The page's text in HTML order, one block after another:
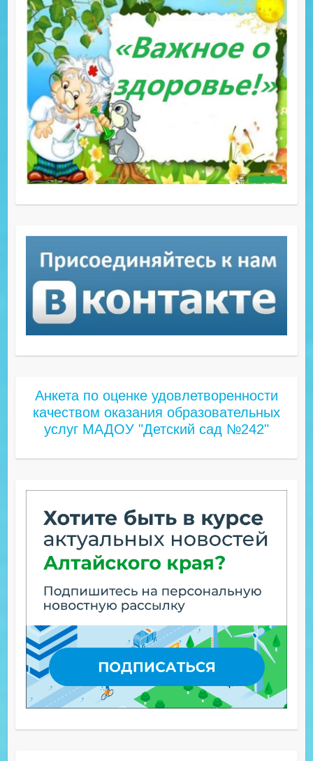
Анкета по оценке удовлетворенности
качеством оказания образовательных
услуг МАДОУ "Детский сад №242"